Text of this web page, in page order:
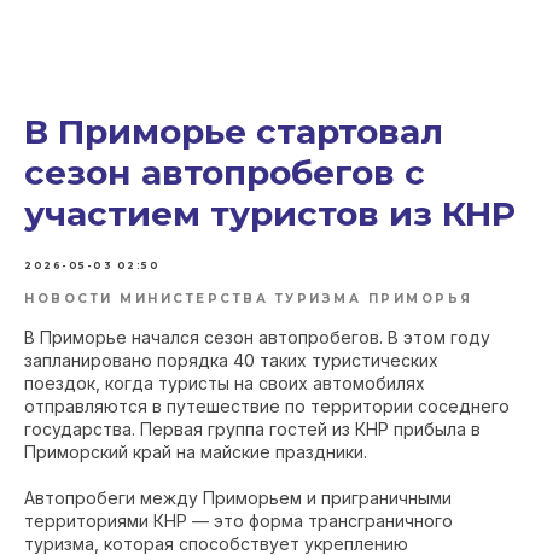
В Приморье стартовал
сезон автопробегов с
участием туристов из КНР
2026-05-03 02:50
НОВОСТИ МИНИСТЕРСТВА ТУРИЗМА ПРИМОРЬЯ
В Приморье начался сезон автопробегов. В этом году
запланировано порядка 40 таких туристических
поездок, когда туристы на своих автомобилях
отправляются в путешествие по территории соседнего
государства. Первая группа гостей из КНР прибыла в
Приморский край на майские праздники.
Автопробеги между Приморьем и приграничными
территориями КНР — это форма трансграничного
туризма, которая способствует укреплению